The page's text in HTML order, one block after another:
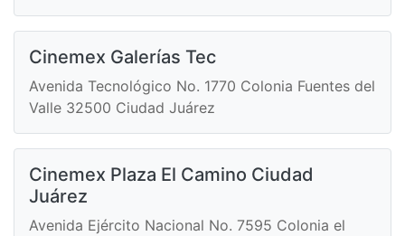
Cinemex Galerías Tec
Avenida Tecnológico No. 1770 Colonia Fuentes del
Valle 32500 Ciudad Juárez
Cinemex Plaza El Camino Ciudad
Juárez
Avenida Ejército Nacional No. 7595 Colonia el